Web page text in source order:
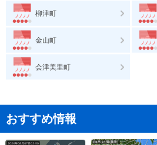
柳津町
金山町
会津美里町
おすすめ情報